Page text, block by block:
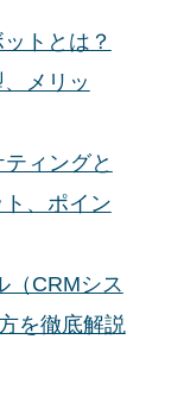
トとは？
メリッ
ィングと
、ポイン
（CRMシス
を徹底解説